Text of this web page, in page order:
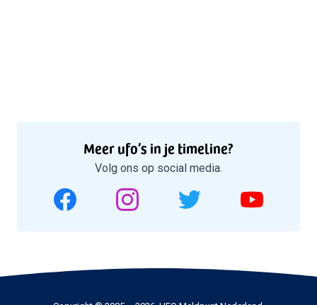
Meer ufo’s in je timeline?
Volg ons op social media.